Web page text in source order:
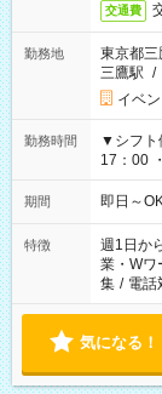
交通費
勤務地
東京都三
三鷹駅 /
イベ
勤務時間
▼シフト
17：00 ・
仕事によ
期間 即日～
特徴 週1日か
業・Wワ
集 / 電話
気になる！